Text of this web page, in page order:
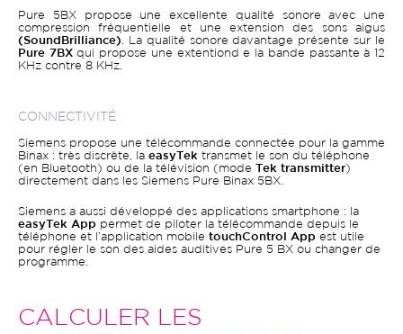
Pure 5BX propose une excellente qualité sonore avec une
compression fréquentielle et une extension des sons aigus
(SoundBrilliance) . La qualité sonore davantage présente sur le
Pure 7BX qui propose une extentiond e la bande passante à 12
KHz contre 8 KHz.
CONNECTIVITÉ
Siemens propose une télécommande connectée pour la gamme
Binax : très discrète, la easyTek transmet le son du téléphone
(en Bluetooth) ou de la télévision (mode
Tek transmitter)
directement dans les Siemens Pure Binax 5BX.
Siemens a aussi développé des applications smartphone : la
easyTek App permet de piloter la télécommande depuis le
téléphone et l’application mobile touchControl App est utile
pour régler le son des aides auditives Pure 5 BX ou changer de
programme.
CALCULER LES